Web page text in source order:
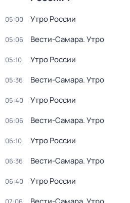
05:00 Утро России
05:06 Вести-Самара. Утро
05:10 Утро России
05:36 Вести-Самара. Утро
05:40 Утро России
06:06 Вести-Самара. Утро
06:10 Утро России
06:36 Вести-Самара. Утро
06:40 Утро России